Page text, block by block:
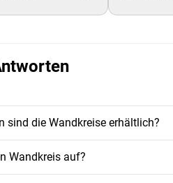
sind die Wandkreise erhältlich?
Wandkreis auf?